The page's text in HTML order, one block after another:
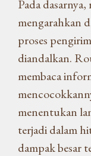
Pada
mengarahkan
proses
diandalkan.
membaca
menentukan
terjadi dalam
dampak besar